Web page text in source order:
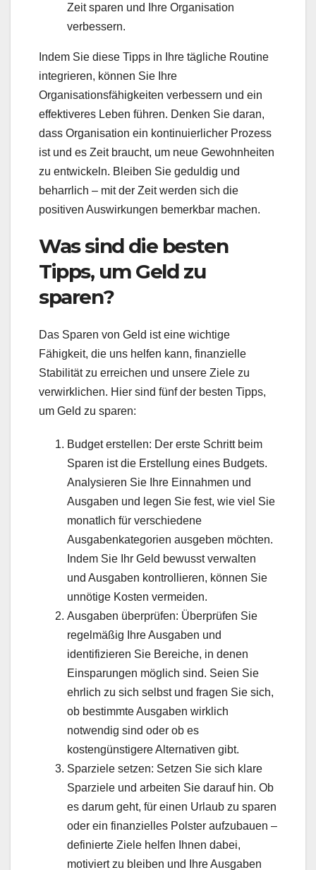
Zeit sparen und Ihre Organisation
verbessern.
Indem Sie diese Tipps in Ihre tägliche Routine
integrieren, können Sie Ihre
Organisationsfähigkeiten verbessern und ein
effektiveres Leben führen. Denken Sie daran,
dass Organisation ein kontinuierlicher Prozess
ist und es Zeit braucht, um neue Gewohnheiten
zu entwickeln. Bleiben Sie geduldig und
beharrlich – mit der Zeit werden sich die
positiven Auswirkungen bemerkbar machen.
Was sind die besten
Tipps, um Geld zu
sparen?
Das Sparen von Geld ist eine wichtige
Fähigkeit, die uns helfen kann, finanzielle
Stabilität zu erreichen und unsere Ziele zu
verwirklichen. Hier sind fünf der besten Tipps,
um Geld zu sparen:
Budget erstellen: Der erste Schritt beim
Sparen ist die Erstellung eines Budgets.
Analysieren Sie Ihre Einnahmen und
Ausgaben und legen Sie fest, wie viel Sie
monatlich für verschiedene
Ausgabenkategorien ausgeben möchten.
Indem Sie Ihr Geld bewusst verwalten
und Ausgaben kontrollieren, können Sie
unnötige Kosten vermeiden.
Ausgaben überprüfen: Überprüfen Sie
regelmäßig Ihre Ausgaben und
identifizieren Sie Bereiche, in denen
Einsparungen möglich sind. Seien Sie
ehrlich zu sich selbst und fragen Sie sich,
ob bestimmte Ausgaben wirklich
notwendig sind oder ob es
kostengünstigere Alternativen gibt.
Sparziele setzen: Setzen Sie sich klare
Sparziele und arbeiten Sie darauf hin. Ob
es darum geht, für einen Urlaub zu sparen
oder ein finanzielles Polster aufzubauen –
definierte Ziele helfen Ihnen dabei,
motiviert zu bleiben und Ihre Ausgaben